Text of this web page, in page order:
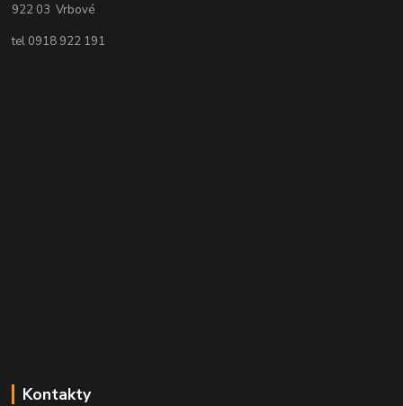
922 03 Vrbové
tel 0918 922 191
Kontakty